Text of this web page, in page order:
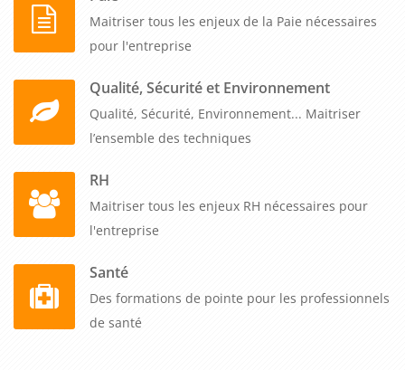
Maitriser tous les enjeux de la Paie nécessaires
pour l'entreprise
Qualité, Sécurité et Environnement
Qualité, Sécurité, Environnement... Maitriser
l’ensemble des techniques
RH
Maitriser tous les enjeux RH nécessaires pour
l'entreprise
Santé
Des formations de pointe pour les professionnels
de santé